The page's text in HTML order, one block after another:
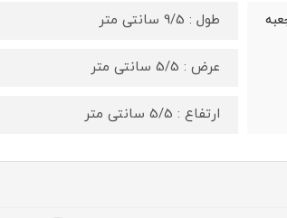
طول : 9/5 سانتی متر
عرض : 5/5 سانتی متر
ارتفاع : 5/5 سانتی متر